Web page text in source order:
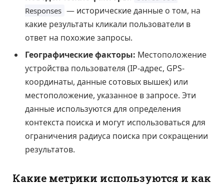
Responses — исторические данные о том, на
какие результаты кликали пользователи в
ответ на похожие запросы.
Географические факторы: Местоположение
устройства пользователя (IP-адрес, GPS-
координаты, данные сотовых вышек) или
местоположение, указанное в запросе. Эти
данные используются для определения
контекста поиска и могут использоваться для
ограничения радиуса поиска при сокращении
результатов.
Какие метрики используются и как